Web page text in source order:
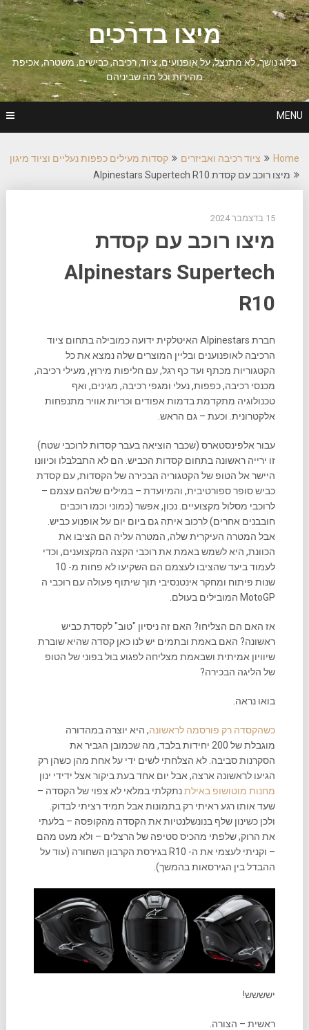
Skip
to
content
מיצו בדרכים
בלוג נושך, לא מתנצל, על אופנועים, ציוד, רכיבה, כבישים, משטרה, אכיפת
מהירות וכל מה שביניהם
MENU
Home ציוד רכיבה ואביזרים
קסדות מעילים כפפות נעליים וציוד מיגון
מיצו רוכב עם קסדת Alpinestars Supertech R10
15 בדצמבר 2024
מיצו רוכב עם קסדת
Alpinestars Supertech
R10
חברת Alpinestars האיטלקית ידועה כמובילה בתחום ציוד
הרכיבה לאופנוענים ובליין המוצרים שלה נמצא את כל
הקטגוריות מכתף ועד כף רגל, עם חליפות מירוץ, מעילי רכיבה,
מכנסי רכיבה, כפפות, נעלי ומגפי רכיבה, מגינים, ואף
טכנולוגיה מתקדמת בדמות אפודים וכריות אוויר מתנפחות
אלקטרונית. וכעת – גם הראש.
עבור אלפינסטארס (שכבר הוציאה בעבר קסדות לרוכבי שטח)
זו ירייה ראשונה בתחום קסדות הכביש. הם לא התבלבלו וכיוונו
היישר אל הטופ של הקטגוריה הבכירה של הקסדות, עם קסדת
כביש סופר ספורטיבית, והמיועדת – במילים שלהם עצמם –
לרוכבי מסלול מקצועיים. נכון, אפשר (כמוני וכמו רוכבים
חובבנים אחרים) לרכוב איתה גם ביום יום על אופנוע כביש.
אבל המטרה העיקרית שלה, המטרה עליה הם הציבו את
הכוונת, היא לשמש באמת את רוכבי הקצה המקצוענים, וכדי
לעמוד ביעד שהציבו לעצמם הם השקיעו לא פחות מ- 10
שנות פיתוח ומחקר אינטנסיבי תוך שיתוף פעולה עם רוכבי ה
MotoGP המובילים בעולם.
אז האם הם הצליחו? האם זה ניסיון "טוב" לקסדת כביש
ראשונה? האם באמת ובתמים יש לנו כאן קסדה שהיא שוברת
שיוויון אמיתית ושבאמת מצליחה לפגוע בול בפוני של הטופ
של הליגה הבכירה?
בואו נראה.
כשהקסדה רק פורסמה לראשונה, היא יוצרה במהדורה
מוגבלת של 200 יחידות בלבד, מה שכמובן הגביר את
הסקרנות סביבה. לא הצלחתי לשים ידי על אחת מהן כשהן רק
הגיעו לראשונה ארצה, אבל יום אחד בעת ביקור אצל ידידי ינון
מחנות מוטושופ באילתנתקלתי במלאי לא צפוי של הקסדה –
שעד אותו רגע ראיתי רק בתמונות אבל תמיד רציתי לבדוק.
ולכן כשינון שלף בנונשלנטיות את הקסדה מהקופסה – בלעתי
את הרוק, שלפתי מהכיס סטיפה של הרצלים – ולא מעט מהם
– וקניתי לעצמי את ה- R10 בגירסת הקרבון השחורה (עוד על
ההבדל בין הגירסאות בהמשך).
ישששש!
ראשית – הצורה.